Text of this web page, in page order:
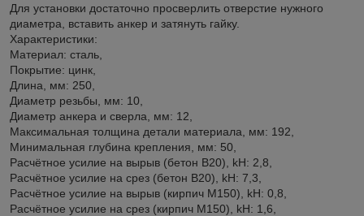
Для установки достаточно просверлить отверстие нужного
диаметра, вставить анкер и затянуть гайку.
Характеристики:
Материал: сталь,
Покрытие: цинк,
Длина, мм: 250,
Диаметр резьбы, мм: 10,
Диаметр анкера и сверла, мм: 12,
Максимальная толщина детали материала, мм: 192,
Минимальная глубина крепления, мм: 50,
Расчётное усилие на вырыв (бетон В20), kH: 2,8,
Расчётное усилие на срез (бетон В20), kH: 7,3,
Расчётное усилие на вырыв (кирпич М150), kH: 0,8,
Расчётное усилие на срез (кирпич М150), kH: 1,6,